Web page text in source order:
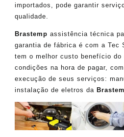
importados, pode garantir
qualidade.
Brastemp assistência técnica
garantia de fábrica é com a Tec
tem o melhor custo benefício do
condições na hora de pagar,
execução de seus serviços:
instalação de eletros da